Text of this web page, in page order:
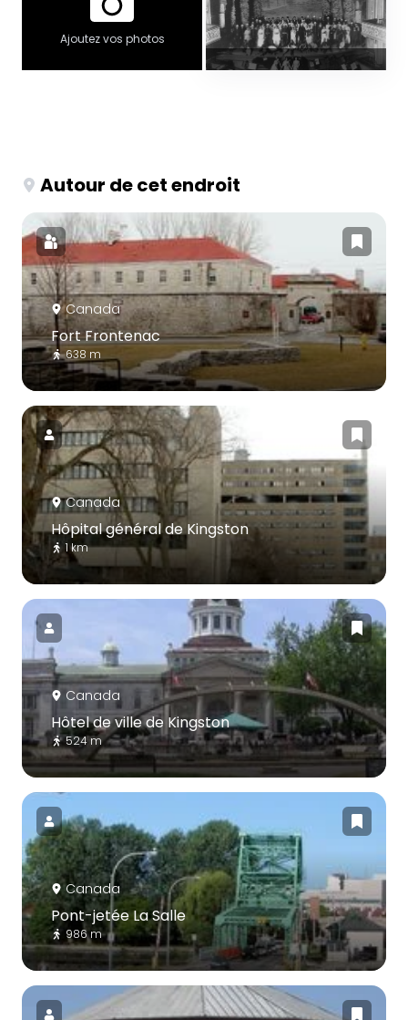
Ajoutez vos photos
Autour de cet endroit
Canada
Fort Frontenac
638 m
Canada
Hôpital général de Kingston
1 km
Canada
Hôtel de ville de Kingston
524 m
Canada
Pont-jetée La Salle
986 m